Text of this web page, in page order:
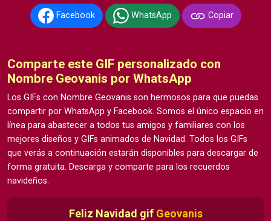
Facebook WhatsApp Copiar
Comparte este GIF personalizado con
Nombre Geovanis por WhatsApp
Los GIFs con Nombre Geovanis son hermosos para que puedas
compartir por WhatsApp y Facebook. Somos el único espacio en
línea para abastecer a todos tus amigos y familiares con los
mejores diseños y GIFs animados de Navidad. Todos los GIFs
que verás a continuación estarán disponibles para descargar de
forma gratuita. Descarga y comparte para los recuerdos
navideños.
Feliz Navidad gif Geovanis